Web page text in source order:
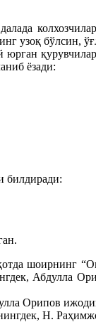
узоқ бўлсин,
ёзади:
билдиради:
шоирнинг
Абдулла
Орипов
Н.